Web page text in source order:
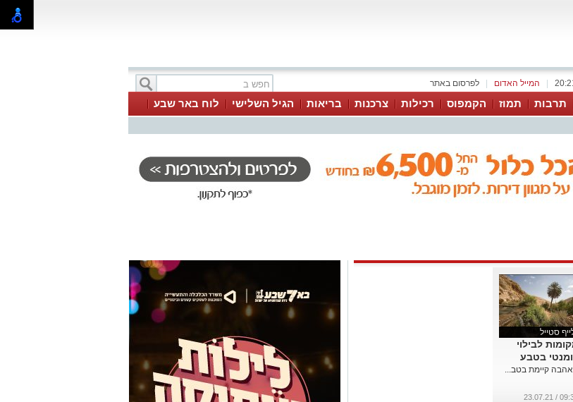
לפרסום באתר המייל האדום
תרבות תמוז הקמפוס רכילות צרכנות בריאות הגיל השלישי
לוח באר שבע
סטייל
לבילוי
בטבע
קיימת בטב...
09:32 /